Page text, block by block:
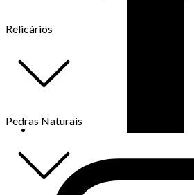
Relicários
Pedras Naturais